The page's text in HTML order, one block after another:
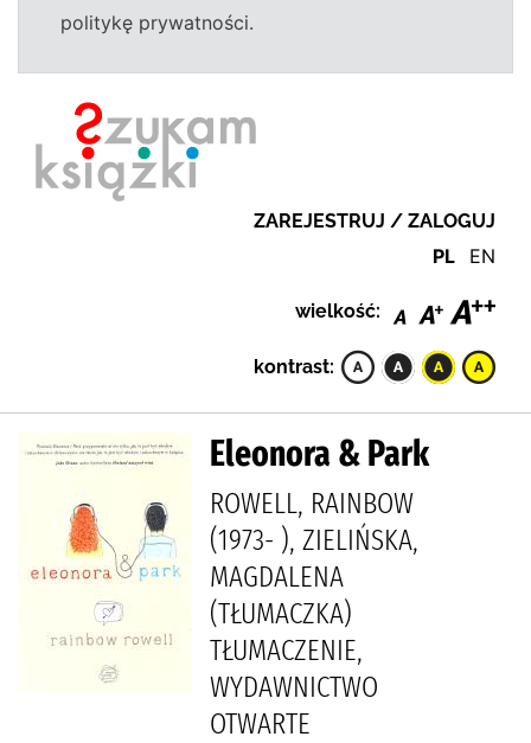
politykę prywatności.
ZAREJESTRUJ / ZALOGUJ
PL EN
wielkość:
kontrast:
Eleonora & Park
ROWELL, RAINBOW
(1973- ), ZIELIŃSKA,
MAGDALENA
(TŁUMACZKA)
TŁUMACZENIE,
WYDAWNICTWO
OTWARTE